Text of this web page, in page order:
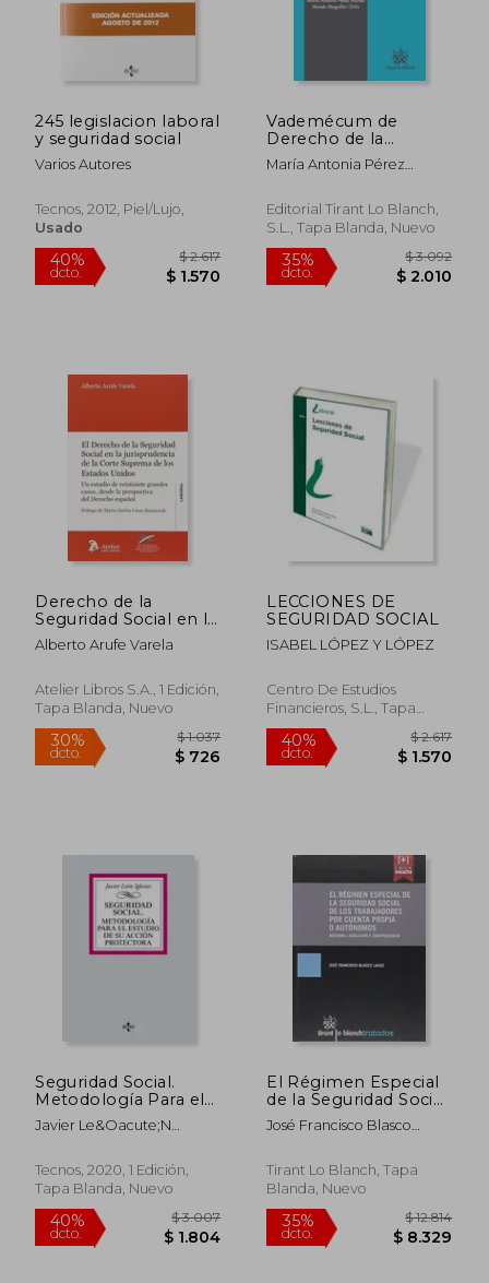
245 legislacion laboral
y seguridad social
Varios Autores
Tecnos, 2012, Piel/lujo,
Usado
40%
dcto.
Vademécum de
Derecho de la
Seguridad Social 2ª
Ed. 2013
María Antonia Pérez
Editorial Tirant Lo Blanch,
S.L., Tapa Blanda, Nuevo
35%
dcto.
Derecho de la
Seguridad Social en la
jurisprudencia de la
Corte Suprema de los
estudio de veintisiete
grandes casos, desde
Derecho español.
(Atelier Laboral)
Alberto Arufe Varela
Atelier Libros S.A., 1 Edición,
Tapa Blanda, Nuevo
LECCIONES DE
SEGURIDAD SOCIAL
ISABEL LÓPEZ Y LÓPEZ
Centro De Estudios
Financieros, S.L., Tapa
Blanda,Usado
Seguridad Social.
Metodología Para el
Estudio de su Acción
Protectora
Javier Le&Oacute;N
Tecnos, 2020, 1 Edición,
Tapa Blanda, Nuevo
El Régimen Especial
de la Seguridad Social
de los Trabajadores
por Cuenta Propia o
José Francisco Blasco
Tirant Lo Blanch, Tapa
Blanda, Nuevo